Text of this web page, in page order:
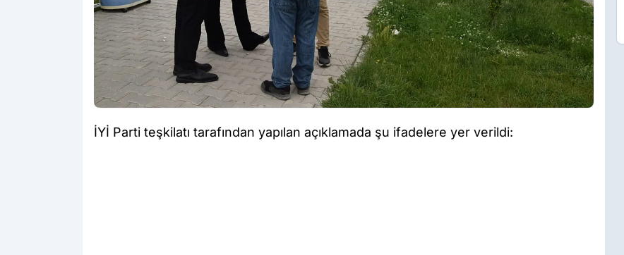
İYİ Parti teşkilatı tarafından yapılan açıklamada şu ifadelere yer verildi: